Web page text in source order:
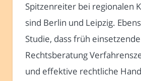
Spitzenreiter bei regionalen
sind Berlin und Leipzig.
Studie, dass früh einsetzende
Rechtsberatung
und effektive rechtliche